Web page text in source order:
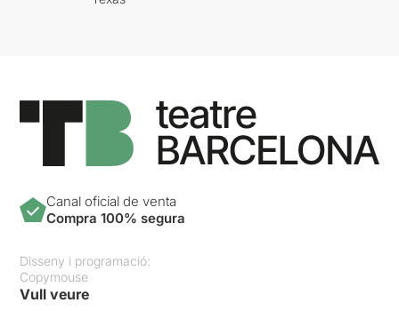
Canal oficial de venta
Compra 100% segura
Disseny i programació:
Copymouse
Vull veure